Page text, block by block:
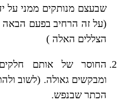
שבעצם מנותקים ממני על
(על זה הרחיב בפעם הבאה
הצללים האלה )
החוסר של אותם
ומבקשים גאולה. (לשוב
הכתר שבנפש.